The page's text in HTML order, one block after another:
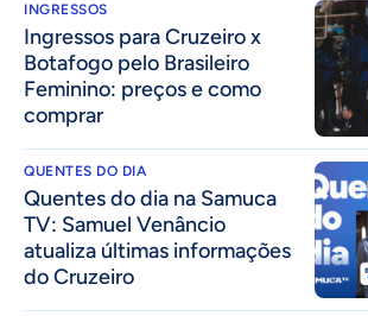
INGRESSOS
Ingressos para Cruzeiro x
Botafogo pelo Brasileiro
Feminino: preços e como
comprar
QUENTES DO DIA
Quentes do dia na Samuca
TV: Samuel Venâncio
atualiza últimas informações
do Cruzeiro